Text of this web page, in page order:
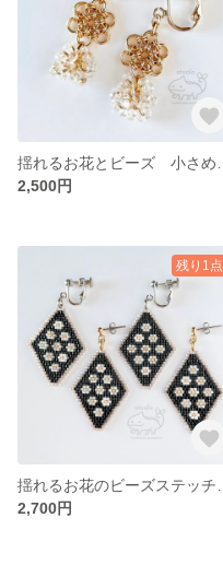
2,500円
残り1点
2,700円